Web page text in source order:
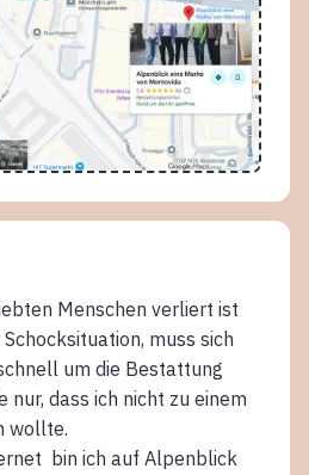
Menschen verliert ist
muss sich
um die Bestattung
nur, dass ich nicht zu einem
wollte.
bin ich auf Alpenblick